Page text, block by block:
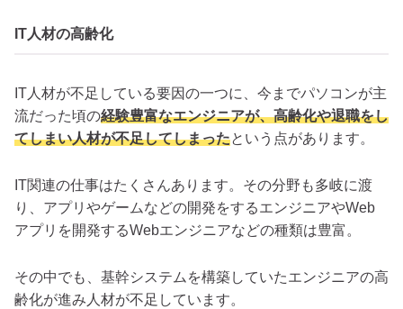
IT人材の高齢化
IT人材が不足している要因の一つに、今までパソコンが主
流だった頃の経験豊富なエンジニアが、高齢化や退職をし
てしまい人材が不足してしまったという点があります。
IT関連の仕事はたくさんあります。その分野も多岐に渡
り、アプリやゲームなどの開発をするエンジニアやWeb
アプリを開発するWebエンジニアなどの種類は豊富。
その中でも、基幹システムを構築していたエンジニアの高
齢化が進み人材が不足しています。